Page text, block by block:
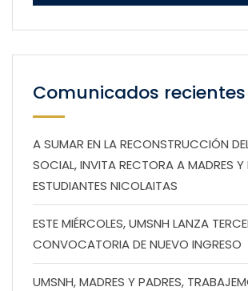
Comunicados recientes
A SUMAR EN LA RECONSTRUCCIÓN
SOCIAL, INVITA RECTORA A MADRES Y
ESTUDIANTES NICOLAITAS
ESTE MIÉRCOLES, UMSNH LANZA
CONVOCATORIA DE NUEVO INGRESO
UMSNH, MADRES Y PADRES,